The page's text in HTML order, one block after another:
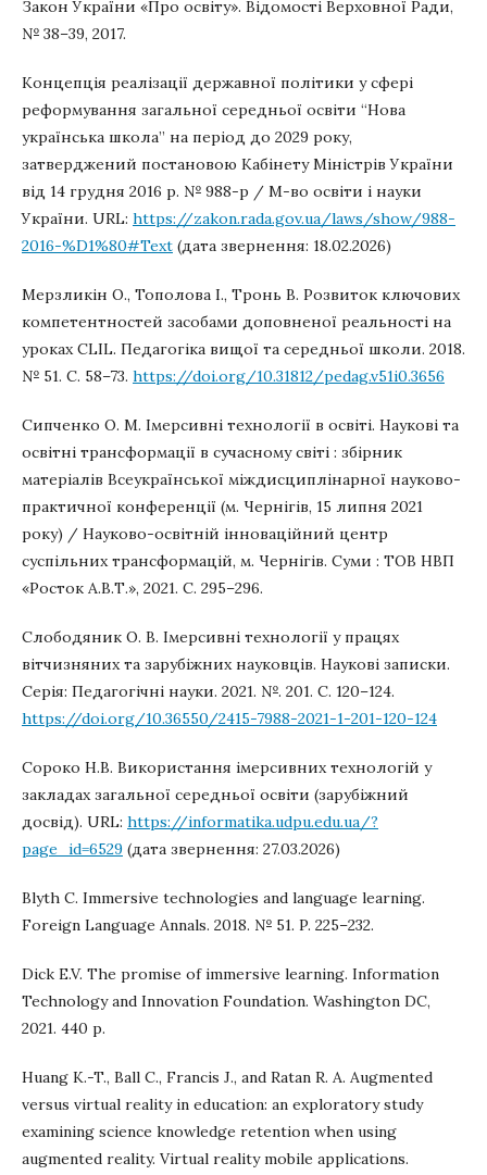
Закон України «Про освіту». Відомості Верховної Ради,
№ 38–39, 2017.
Концепція реалізації державної політики у сфері
реформування загальної середньої освіти “Нова
українська школа” на період до 2029 року,
затверджений постановою Кабінету Міністрів України
від 14 грудня 2016 р. № 988-р / М-во освіти і науки
України. URL: https://zakon.rada.gov.ua/laws/show/988-
2016-%D1%80#Text (дата звернення: 18.02.2026)
Мерзликін О., Тополова І., Тронь В. Розвиток ключових
компетентностей засобами доповненої реальності на
уроках CLIL. Педагогіка вищої та середньої школи. 2018.
№ 51. С. 58–73. https://doi.org/10.31812/pedag.v51i0.3656
Сипченко О. М. Імерсивні технології в освіті. Наукові та
освітні трансформації в сучасному світі : збірник
матеріалів Всеукраїнської міждисциплінарної науково-
практичної конференції (м. Чернігів, 15 липня 2021
року) / Науково-освітній інноваційний центр
суспільних трансформацій, м. Чернігів. Суми : ТОВ НВП
«Росток А.В.Т.», 2021. С. 295–296.
Cлободяник О. В. Імерсивні технології у працях
вітчизняних та зарубіжних науковців. Наукові записки.
Серія: Педагогічні науки. 2021. №. 201. С. 120–124.
https://doi.org/10.36550/2415-7988-2021-1-201-120-124
Сороко Н.В. Використання імерсивних технологій у
закладах загальної середньої освіти (зарубіжний
досвід). URL: https://informatika.udpu.edu.ua/?
page_id=6529 (дата звернення: 27.03.2026)
Blyth C. Immersive technologies and language learning.
Foreign Language Annals. 2018. № 51. P. 225–232.
Dick E.V. The promise of immersive learning. Information
Technology and Innovation Foundation. Washington DC,
2021. 440 p.
Huang K.-T., Ball C., Francis J., and Ratan R. A. Augmented
versus virtual reality in education: an exploratory study
examining science knowledge retention when using
augmented reality. Virtual reality mobile applications.